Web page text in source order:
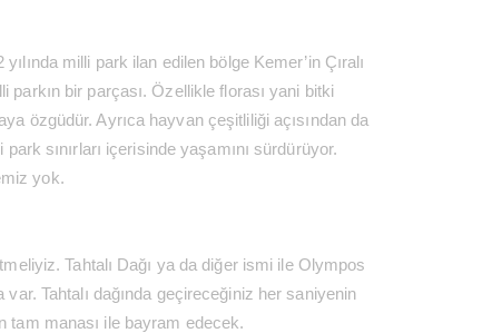
milli park ilan edilen bölge Kemer’in Çıralı
bir parçası. Özellikle florası yani bitki
özgüdür. Ayrıca hayvan çeşitliliği açısından da
sınırları içerisinde yaşamını sürdürüyor.
yok.
Tahtalı Dağı ya da diğer ismi ile Olympos
var. Tahtalı dağında geçireceğiniz her saniyenin
tam manası ile bayram edecek.